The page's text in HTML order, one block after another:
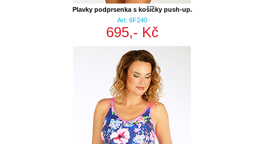
Plavky podprsenka s košíčky push-up.
Art: 6F240
695,- Kč